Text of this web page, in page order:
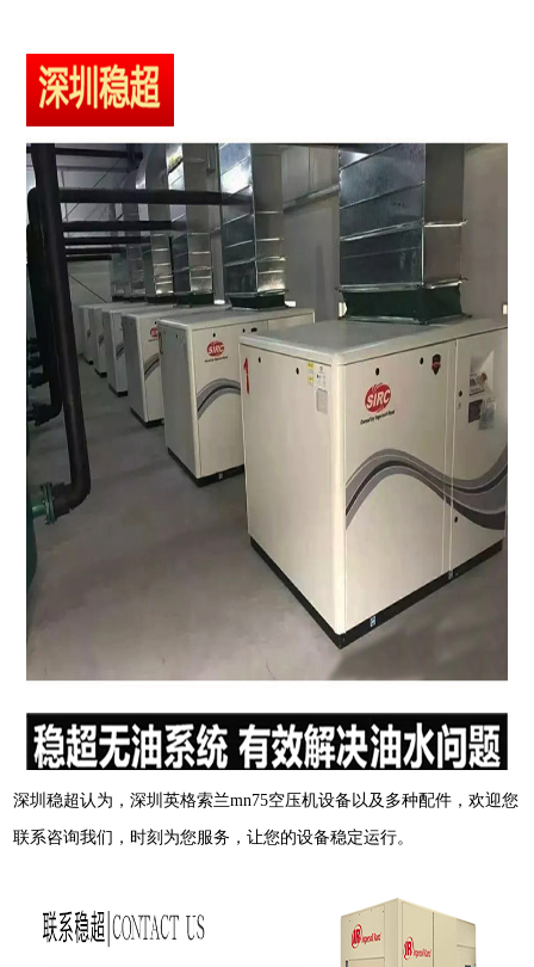
深圳稳超认为，深圳英格索兰mn75空压机设备以及多种配件，欢迎您
联系咨询我们，时刻为您服务，让您的设备稳定运行。